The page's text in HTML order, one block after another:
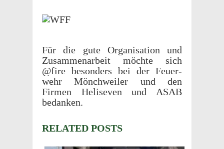
Für die gute Organ­i­sa­tion und
Zusam­me­nar­beit möchte sich
@fire beson­ders bei der Feuer­
wehr Mönch­weiler und den
Firmen Heli­seven und ASAB
bedanken.
RELATED POSTS